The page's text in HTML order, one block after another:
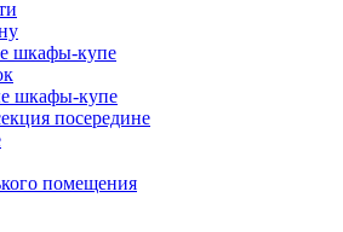
шкафы-купе
шкафы-купе
посередине
помещения